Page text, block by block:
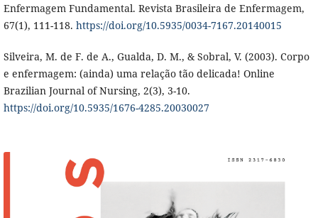
Enfermagem Fundamental. Revista Brasileira de Enfermagem,
67(1), 111-118. https://doi.org/10.5935/0034-7167.20140015
Silveira, M. de F. de A., Gualda, D. M., & Sobral, V. (2003). Corpo
e enfermagem: (ainda) uma relação tão delicada! Online
Brazilian Journal of Nursing, 2(3), 3-10.
https://doi.org/10.5935/1676-4285.20030027